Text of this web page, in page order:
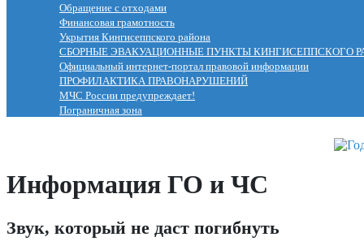
Обращение с отходами
Финансовая грамотность
Укрытия Кингисеппского района
СБОРНЫЕ ЭВАКУАЦИОННЫЕ ПУНКТЫ КИНГИСЕППСКОГО
Официальный интернет-портал правовой информации
ПРОФИЛАКТИКА ПРАВОНАРУШЕНИЙ
МЧС России предупреждает!
Пограничная зона
Информация ГО и ЧС
Звук, который не даст погибнуть